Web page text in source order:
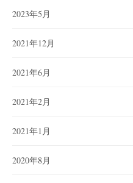
2023年5月
2021年12月
2021年6月
2021年2月
2021年1月
2020年8月